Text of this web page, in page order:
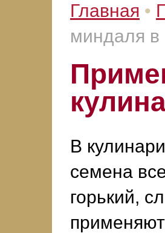
Главная •
миндаля в
В
семена
горький,